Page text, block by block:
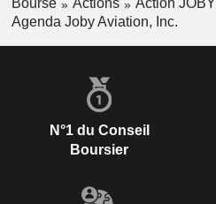
Bourse Actions
Action JOBY
Agenda Joby Aviation, Inc.
N°1 du Conseil
Boursier